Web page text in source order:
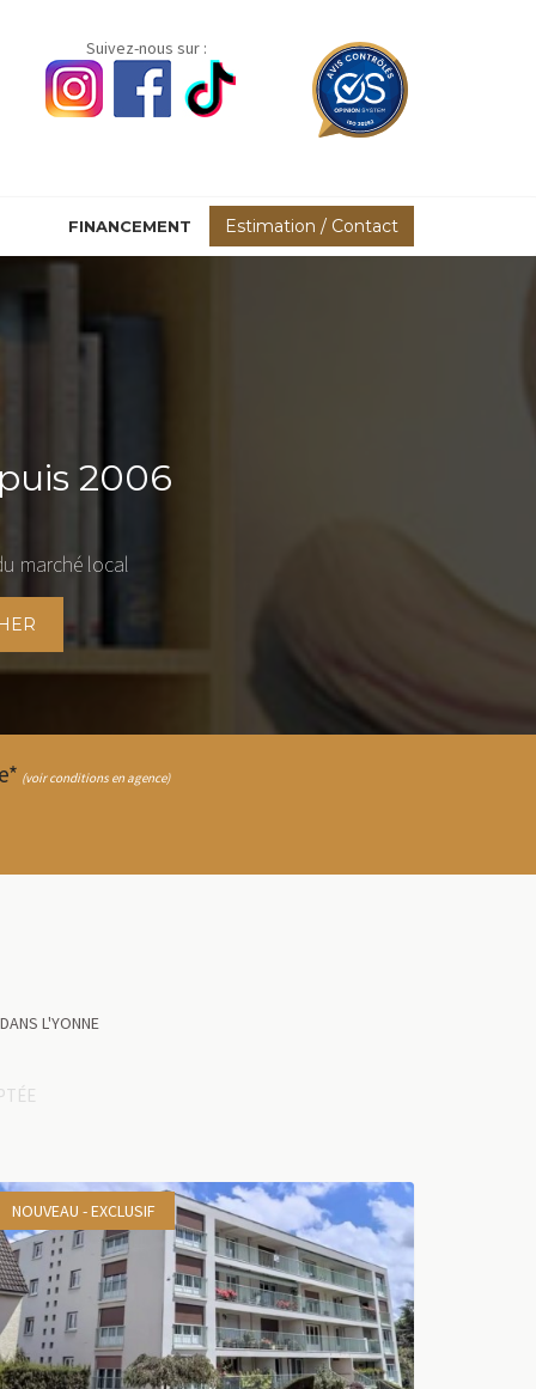
Suivez-nous sur :
FINANCEMENT Estimation / Contact
2006
marché local
(voir conditions en agence)
L'YONNE
NOUVEAU - EXCLUSIF